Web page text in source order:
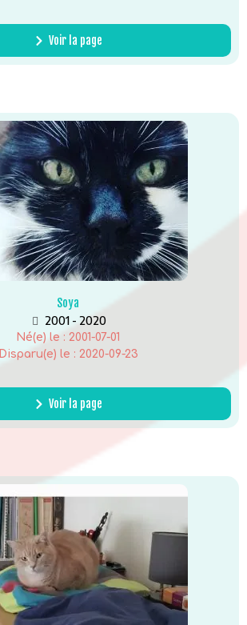
Voir la page
Soya
2001 - 2020
Né(e) le : 2001-07-01
Disparu(e) le : 2020-09-23
Voir la page